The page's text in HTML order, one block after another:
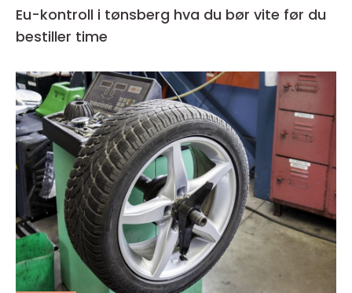
Eu-kontroll i tønsberg hva du bør vite før du
bestiller time